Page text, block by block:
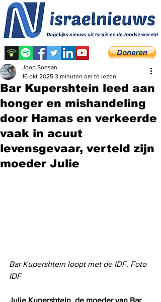
Bar Kupershtein leed aan
honger en mishandeling
door Hamas en verkeerde
vaak in acuut
levensgevaar, verteld zijn
moeder Julie
Joop Soesan
16 okt 2025 3 minuten om te lezen
Bar Kupershtein loopt met de IDF. Foto
IDF
Julie Kupershtein, de moeder van Bar